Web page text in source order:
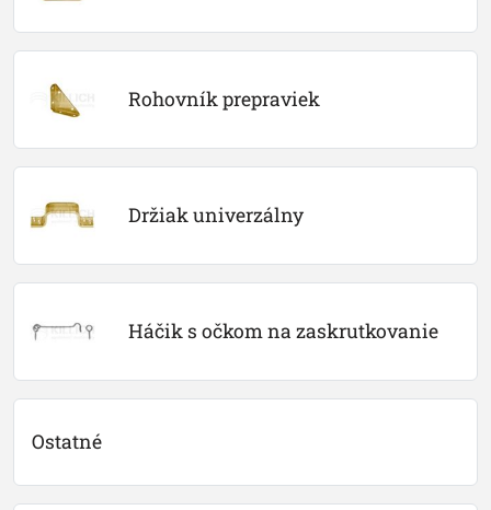
Rohovník prepraviek
Držiak univerzálny
Háčik s očkom na zaskrutkovanie
Ostatné